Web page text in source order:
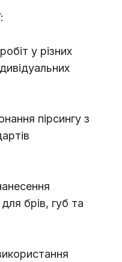
у різних
пірсингу з
брів, губ та